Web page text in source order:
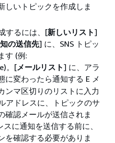
しいトピックを作成しま
するには、[新しいリスト]
の送信先] に、SNS トピッ
す (例:
。[メールリスト] に、アラ
に変わったら通知する E メ
ンマ区切りのリストに入力
アドレスに、トピックのサ
確認メールが送信されま
に通知を送信する前に、
を確認する必要がありま